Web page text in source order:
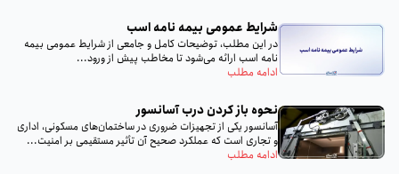
شرایط عمومی بیمه نامه اسب
در این مطلب، توضیحات کامل و جامعی از شرایط عمومی بیمه
نامه اسب ارائه می‌شود تا مخاطب پیش از ورود...
ادامه مطلب
نحوه باز کردن درب آسانسور
آسانسور یکی از تجهیزات ضروری در ساختمان‌های مسکونی، اداری
و تجاری است که عملکرد صحیح آن تأثیر مستقیمی بر امنیت...
ادامه مطلب